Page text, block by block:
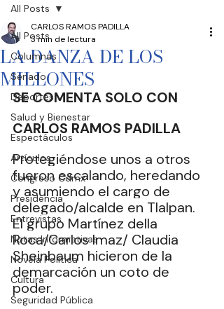
All Posts
Columnas
Senado
Deportes
Salud y Bienestar
Espectáculos
Artículos
Congreso Cdmx
Presidencia
Entrevistas
Notas Informativas
Novela Política
Cultura
Seguridad Pública
All Posts
LA DANZA DE LOS
MILLONES
CARLOS RAMOS PADILLA
3 min de lectura
SE COMENTA SOLO CON
CARLOS RAMOS PADILLA
Protegiéndose unos a otros
fueron escalando, heredando
y asumiendo el cargo de
delegado/alcalde en Tlalpan.
El grupo Martínez della
Roca/Carlos Imaz/ Claudia
Sheinbaum hicieron de la
demarcación un coto de
poder.